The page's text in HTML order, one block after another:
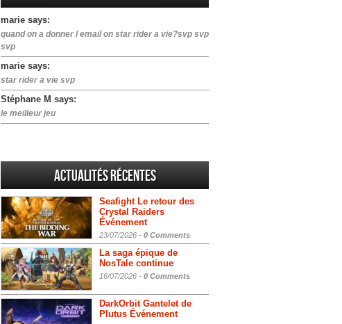
marie says:
quand on a donner l email on star rider a vie?svp svp
svp
marie says:
star rider a vie svp
Stéphane M says:
le meilleur jeu
Actualités Récentes
Seafight Le retour des
Crystal Raiders
Événement
23/07/2026 - 0 Comments
La saga épique de
NosTale continue
16/07/2026 - 0 Comments
DarkOrbit Gantelet de
Plutus Événement